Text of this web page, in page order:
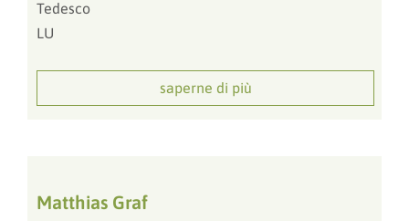
Tedesco
LU
saperne di più
Matthias Graf